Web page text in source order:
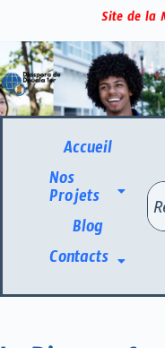
Site de la
Accueil
Nos
Projets
Blog
Contacts